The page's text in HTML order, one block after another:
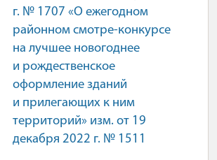
г. № 1707 «О ежегодном
районном смотре-конкурсе
на лучшее новогоднее
и рождественское
оформление зданий
и прилегающих к ним
территорий» изм. от 19
декабря 2022 г. № 1511